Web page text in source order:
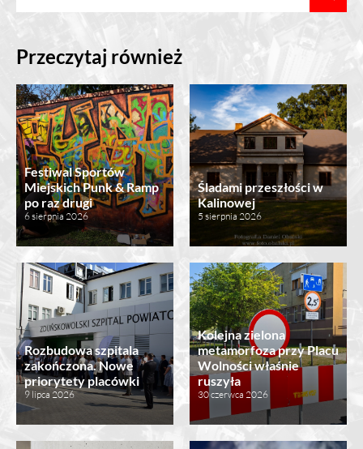
Przeczytaj również
Festiwal Sportów
Miejskich Punk & Ramp
po raz drugi
6 sierpnia 2026
Śladami przeszłości w
Kalinowej
5 sierpnia 2026
Rozbudowa szpitala
zakończona. Nowe
priorytety placówki
9 lipca 2026
Kolejna zielona
metamorfoza przy Placu
Wolności właśnie
ruszyła
30 czerwca 2026